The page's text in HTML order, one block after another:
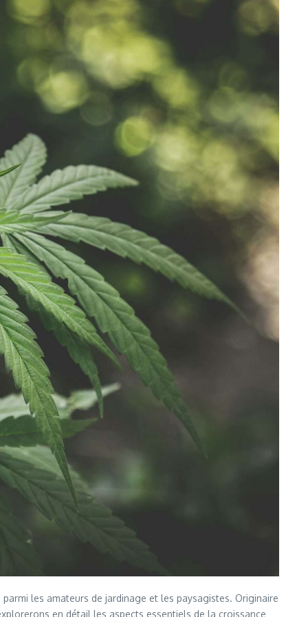
les amateurs de jardinage et les paysagistes. Originaire
en détail les aspects essentiels de la croissance